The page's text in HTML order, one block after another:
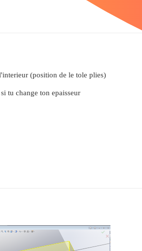
(position de le tole plies)
tu change ton epaisseur